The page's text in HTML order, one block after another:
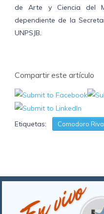
de Arte y Ciencia del
dependiente de la
UNPSJB.
Compartir este artículo
Etiquetas: Comodoro